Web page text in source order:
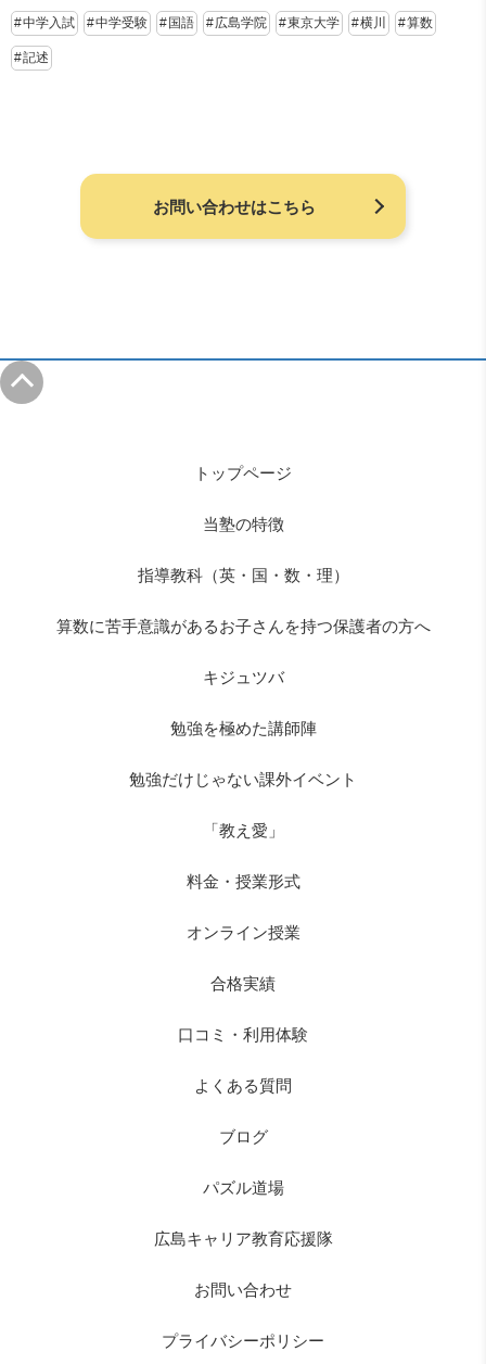
中学入試 中学受験 国語 広島学院 東京大学 横川 算数
記述
お問い合わせはこちら
トップページ
当塾の特徴
指導教科（英・国・数・理）
算数に苦手意識があるお子さんを持つ保護者の方へ
キジュツバ
勉強を極めた講師陣
勉強だけじゃない課外イベント
「教え愛」
料金・授業形式
オンライン授業
合格実績
口コミ・利用体験
よくある質問
ブログ
パズル道場
広島キャリア教育応援隊
お問い合わせ
プライバシーポリシー